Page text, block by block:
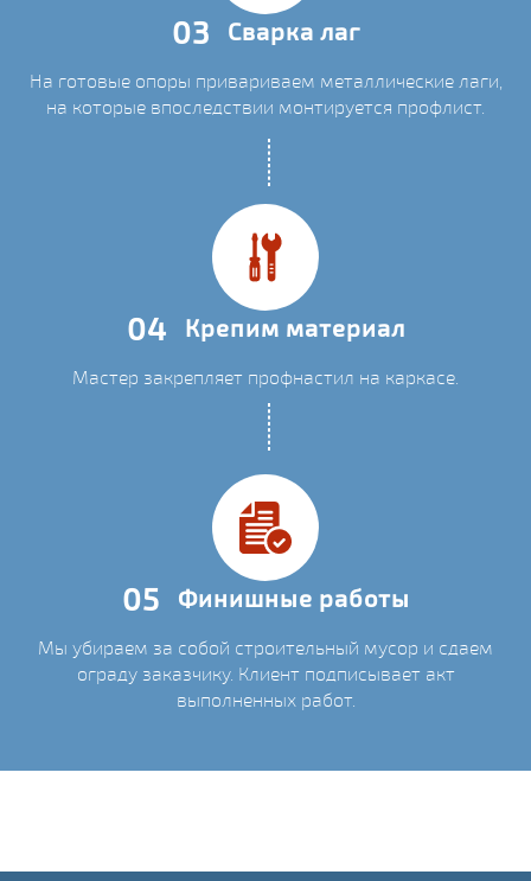
03 Сварка лаг
На готовые опоры привариваем металлические лаги,
на которые впоследствии монтируется профлист.
04 Крепим материал
Мастер закрепляет профнастил на каркасе.
05 Финишные работы
Мы убираем за собой строительный мусор и сдаем
ограду заказчику. Клиент подписывает акт
выполненных работ.